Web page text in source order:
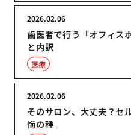
歯医者で行う「オフィス
と内訳
2026.02.06
医療
そのサロン、大丈夫？セ
悔の種
2026.02.06